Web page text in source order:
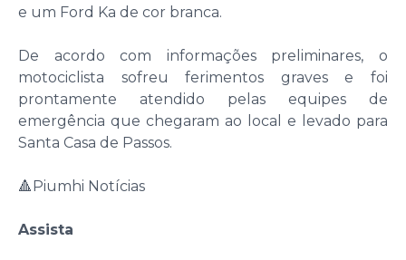
e um Ford Ka de cor branca.
De acordo com informações preliminares, o
motociclista sofreu ferimentos graves e foi
prontamente atendido pelas equipes de
emergência que chegaram ao local e levado para
Santa Casa de Passos.
🔺Piumhi Notícias
Assista